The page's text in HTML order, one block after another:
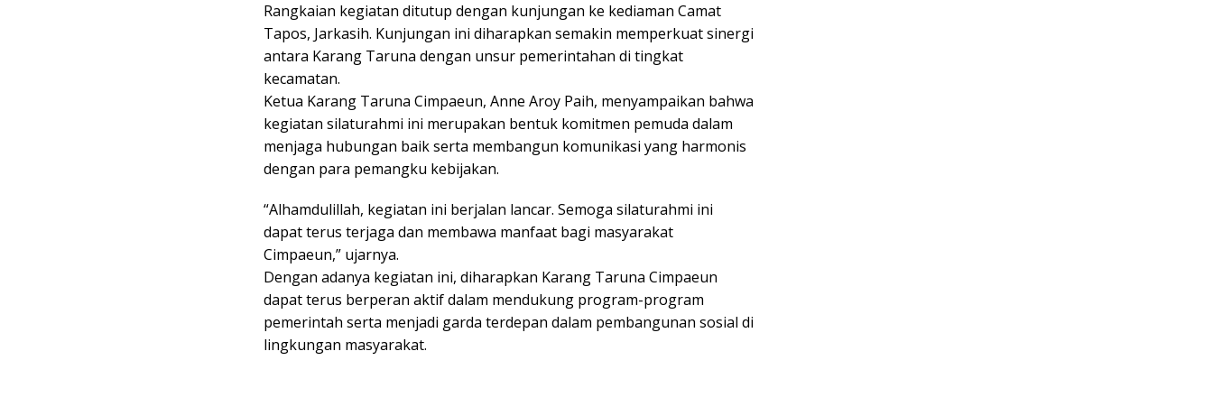
Rangkaian kegiatan ditutup dengan kunjungan ke kediaman Camat
Tapos, Jarkasih. Kunjungan ini diharapkan semakin memperkuat sinergi
antara Karang Taruna dengan unsur pemerintahan di tingkat
kecamatan.
Ketua Karang Taruna Cimpaeun, Anne Aroy Paih, menyampaikan bahwa
kegiatan silaturahmi ini merupakan bentuk komitmen pemuda dalam
menjaga hubungan baik serta membangun komunikasi yang harmonis
dengan para pemangku kebijakan.
“Alhamdulillah, kegiatan ini berjalan lancar. Semoga silaturahmi ini
dapat terus terjaga dan membawa manfaat bagi masyarakat
Cimpaeun,” ujarnya.
Dengan adanya kegiatan ini, diharapkan Karang Taruna Cimpaeun
dapat terus berperan aktif dalam mendukung program-program
pemerintah serta menjadi garda terdepan dalam pembangunan sosial di
lingkungan masyarakat.